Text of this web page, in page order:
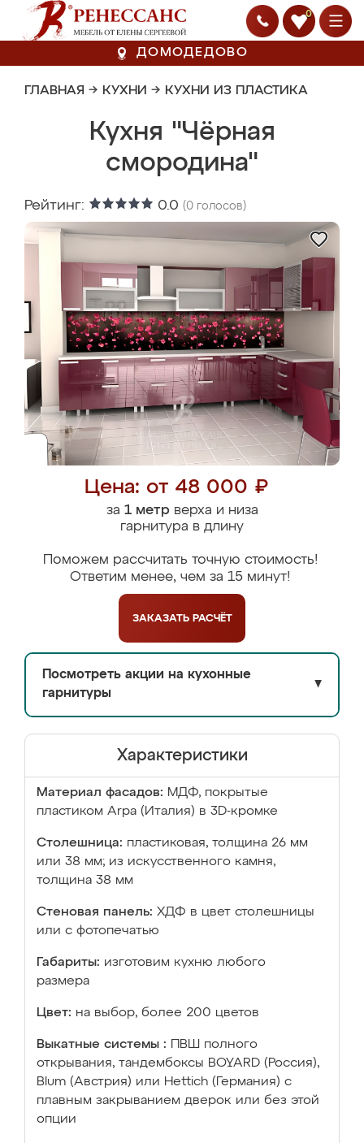
0
ДОМОДЕДОВО
ГЛАВНАЯ → КУХНИ → КУХНИ ИЗ ПЛАСТИКА
Кухня "Чёрная
смородина"
Рейтинг: 0.0 (0 голосов)
Цена: от 48 000 ₽
за 1 метрверха и низа
гарнитура в длину
Поможем рассчитать точную стоимость!
Ответим менее, чем за 15 минут!
ЗАКАЗАТЬ РАСЧЁТ
Посмотреть акции на кухонные
гарнитуры
▼
Характеристики
Материал фасадов: МДФ, покрытые
пластиком Arpa (Италия) в 3D-кромке
Столешница: пластиковая, толщина 26 мм
или 38 мм; из искусственного камня,
толщина 38 мм
Стеновая панель: ХДФ в цвет столешницы
или с фотопечатью
Габариты: изготовим кухню любого
размера
Цвет: на выбор, более 200 цветов
Выкатные системы :
ПВШ полного
открывания, тандембоксы BOYARD (Россия),
Blum (Австрия) или Hettich (Германия) с
плавным закрыванием дверок или без этой
опции